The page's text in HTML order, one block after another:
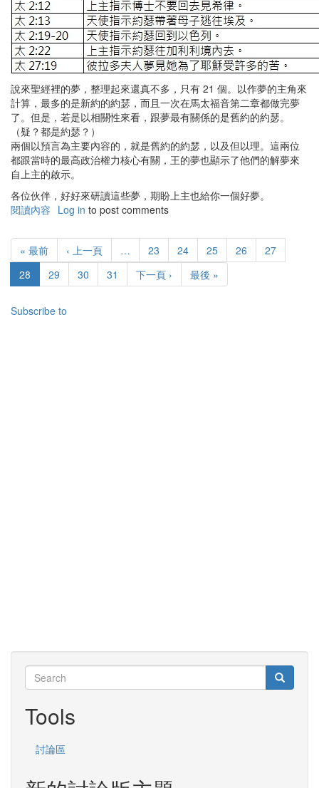
說來聖經裡的夢，整理起來還真不多，只有 21 個。以作夢的主角來
計算，最多的是新約的約瑟，而且一次在馬太福音第二章都做完夢
了。但是，若是以相關性來看，跟夢最有關係的是舊約的約瑟。
（疑？都是約瑟？）
兩個以預言為主要內容的，就是舊約的約瑟，以及但以理。這兩位
都跟當時的最高政治權力核心有關，王的夢也顯示了他們的解夢來
自上主的啟示。
各位伙伴，好好來研讀這些夢，期盼上主也給你一個好夢。
閱讀內容 有
聖
中
的
Log in to post comments
Pagination
First
page
« 最前
Previous
page
‹ 上一頁 …
頁
面
23
頁
面
24
頁
面
25
頁
面
26
頁
面
27
目
前
面
28
頁
面
29
頁
面
30
頁
面
31
下
一
下一頁 ›
Last
page
最後 »
Subscribe to
Search
Search Search
Tools
討論區